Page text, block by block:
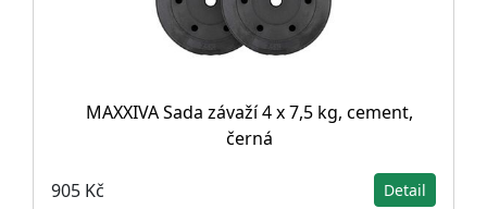
MAXXIVA Sada závaží 4 x 7,5 kg, cement,
černá
905 Kč Detail